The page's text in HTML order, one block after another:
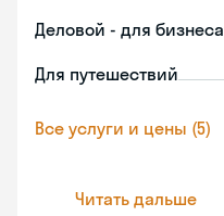
Деловой - для бизнеса
Для путешествий
Все услуги и цены (5)
Читать дальше